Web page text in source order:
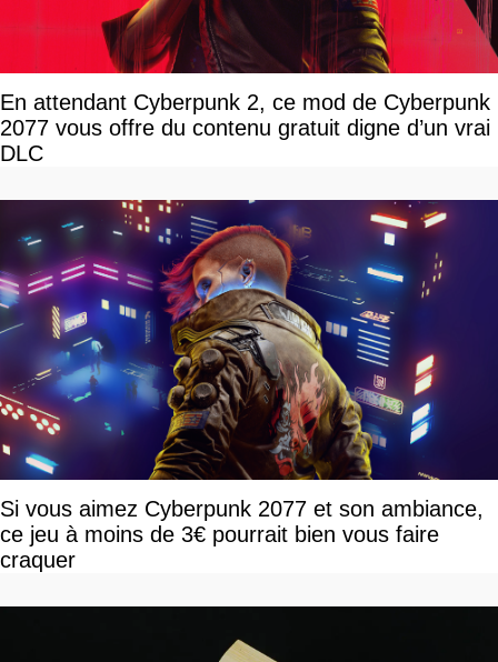
En attendant Cyberpunk 2, ce mod de Cyberpunk
2077 vous offre du contenu gratuit digne d’un vrai
DLC
Si vous aimez Cyberpunk 2077 et son ambiance,
ce jeu à moins de 3€ pourrait bien vous faire
craquer